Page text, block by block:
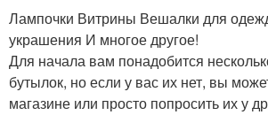
Лампочки Витрины Вешалки для
украшения И многое другое!
Для начала вам понадобится
бутылок, но если у вас их нет, вы
магазине или просто попросить их у